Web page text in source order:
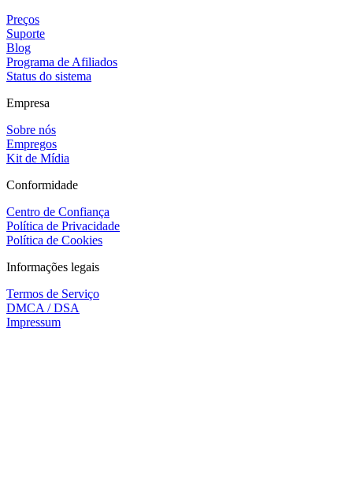
Preços
Suporte
Blog
Programa de Afiliados
Status do sistema
Empresa
Sobre nós
Empregos
Kit de Mídia
Conformidade
Centro de Confiança
Política de Privacidade
Política de Cookies
Informações legais
Termos de Serviço
DMCA / DSA
Impressum